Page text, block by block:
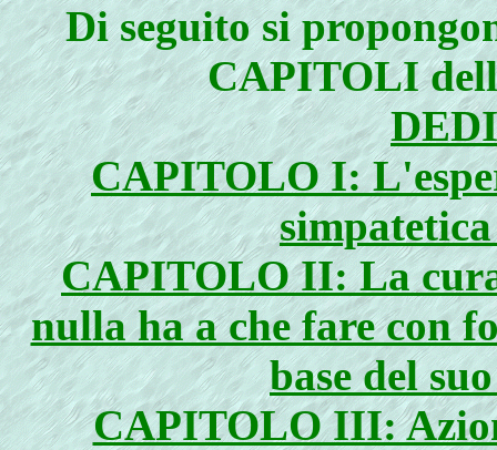
Di seguito si
CAPITOLI
CAPITOLO I:
CAPITOLO II: La
nulla ha a che fare con
base del
CAPITOLO III: